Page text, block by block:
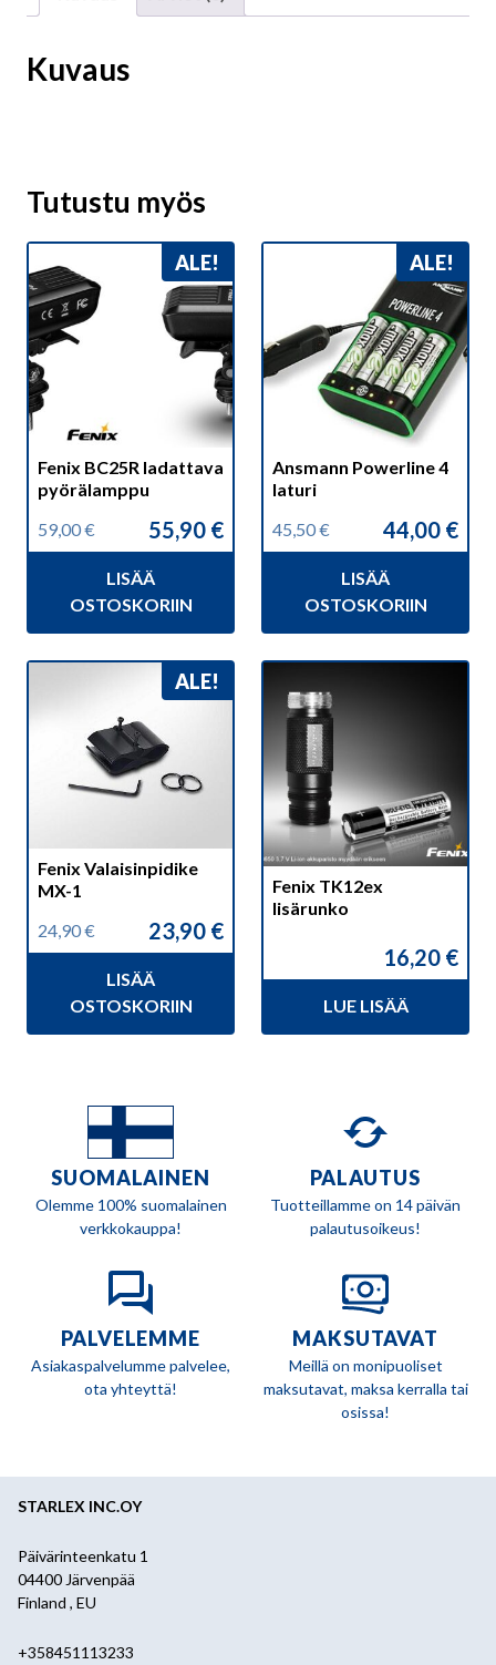
Kuvaus
Tutustu myös
ALE!
Fenix BC25R ladattava
pyörälamppu
59,00€
Alkuperäinen
59,00 €.
55,90 €
Nykyinen
55,90 €.
LISÄÄ
OSTOSKORIIN
ALE!
Ansmann Powerline 4
laturi
45,50€
Alkuperäinen
45,50 €.
44,00 €
Nykyinen
44,00 €.
LISÄÄ
OSTOSKORIIN
ALE!
Fenix Valaisinpidike
MX-1
24,90€
Alkuperäinen
hinta
24,90 €.
23,90 €
Nykyinen
hinta
23,90 €.
LISÄÄ
OSTOSKORIIN
Fenix TK12ex
lisärunko
16,20 €
LUE LISÄÄ
SUOMALAINEN
Olemme 100% suomalainen
verkkokauppa!
PALAUTUS
Tuotteillamme on 14 päivän
palautusoikeus!
PALVELEMME
Asiakaspalvelumme palvelee,
ota yhteyttä!
MAKSUTAVAT
Meillä on monipuoliset
maksutavat, maksa kerralla tai
osissa!
STARLEX INC.OY
Päivärinteenkatu 1
04400 Järvenpää
Finland , EU
+358451113233